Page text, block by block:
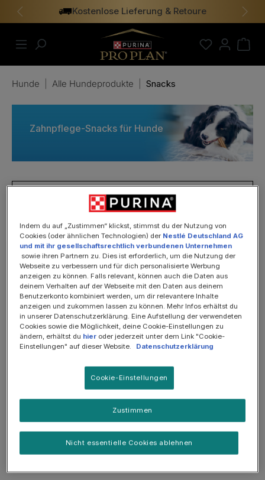
springen Kostenlose Lieferung & Retoure
Vorheriges
Hunde Alle Hundeprodukte Snacks
Zahnpflege-Snacks für Hunde
PRODUKTE FILTERN
SOMMER-SALE: 25%
Dental-Kausnack für große Hunde
PURINA DENTALIFE, Zahnpflege-Snack für
Indem du auf „Zustimmen“ klickst, stimmst du der Nutzung von
Cookies (oder ähnlichen Technologien) der Nestlé Deutschland AG
und mit ihr gesellschaftsrechtlich verbundenen Unternehmen
sowie ihren Partnern zu. Dies ist erforderlich, um die Nutzung der
Webseite zu verbessern und für dich personalisierte Werbung
anzeigen zu können. Falls relevant, können auch die Daten aus
deinem Verhalten auf der Webseite mit den Daten aus deinem
Benutzerkonto kombiniert werden, um dir relevantere Inhalte
anzeigen und zukommen lassen zu können. Mehr Infos erhältst du
in unserer Datenschutzerklärung. Eine Aufstellung der verwendeten
Cookies sowie die Möglichkeit, deine Cookie-Einstellungen zu
ändern, erhältst du hier oder jederzeit unter dem Link "Cookie-
Einstellungen" auf dieser Website.
Datenschutzerklärung
Cookie-Einstellungen
Nicht essentielle Cookies ablehnen
Zustimmen